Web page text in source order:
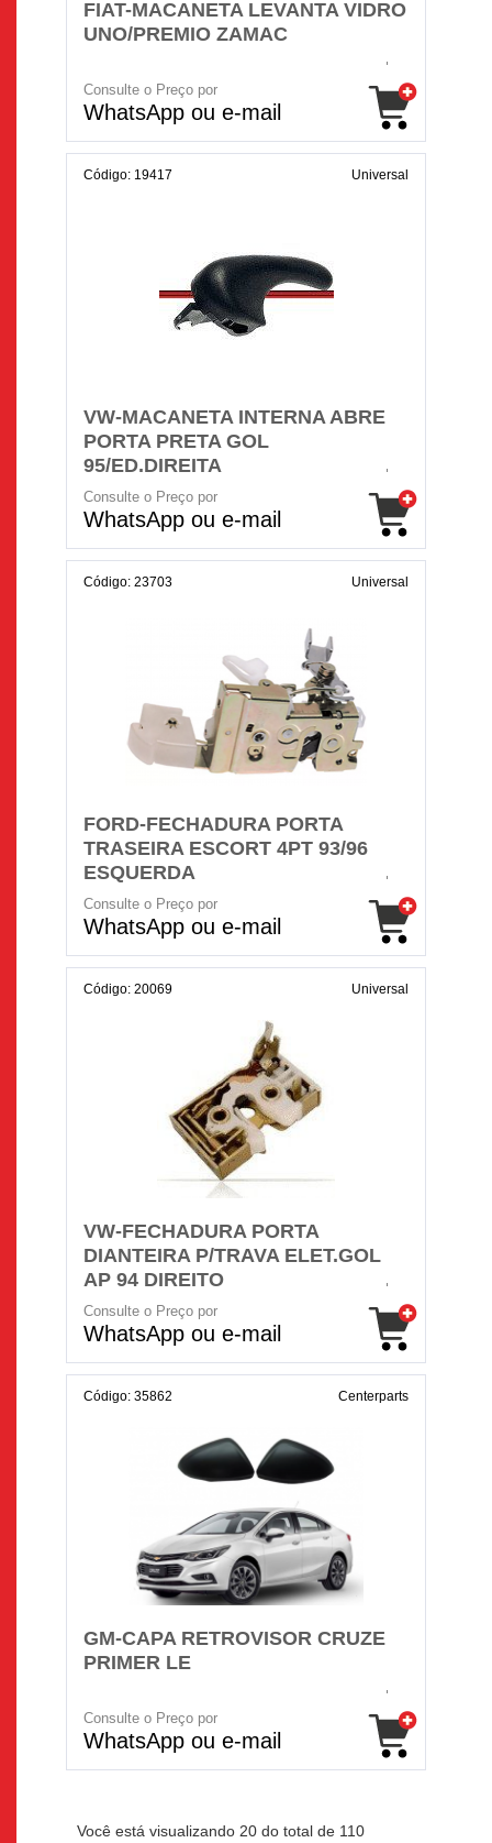
FIAT-MACANETA LEVANTA VIDRO
UNO/PREMIO ZAMAC
Consulte o Preço por
WhatsApp ou e-mail
Código: 19417 Universal
VW-MACANETA INTERNA ABRE
PORTA PRETA GOL
95/ED.DIREITA
Consulte o Preço por
WhatsApp ou e-mail
Código: 23703 Universal
FORD-FECHADURA PORTA
TRASEIRA ESCORT 4PT 93/96
ESQUERDA
Consulte o Preço por
WhatsApp ou e-mail
Código: 20069 Universal
VW-FECHADURA PORTA
DIANTEIRA P/TRAVA ELET.GOL
AP 94 DIREITO
Consulte o Preço por
WhatsApp ou e-mail
Código: 35862 Centerparts
GM-CAPA RETROVISOR CRUZE
PRIMER LE
Consulte o Preço por
WhatsApp ou e-mail
Você está visualizando 20 do total de 110